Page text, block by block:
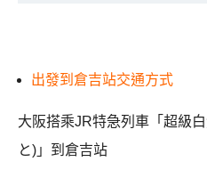
出發到倉吉站交通方式
大阪搭乘JR特急列車「超級
と)」到倉吉站